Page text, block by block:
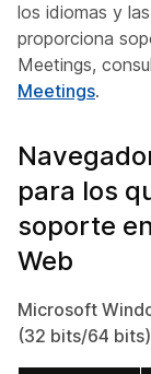
los idiomas y
proporciona
Meetings,
Meetings.
para los
soporte
Web
Microsoft
(32 bits/64 bits)